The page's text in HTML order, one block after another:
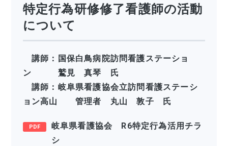
特定行為研修修了看護師の活動
について
講師：国保白鳥病院訪問看護ステーショ
ン 鷲見 真琴 氏
講師：岐阜県看護協会立訪問看護ステーシ
ョン高山 管理者 丸山 敦子 氏
岐阜県看護協会 R6特定行為活用チラ
シ